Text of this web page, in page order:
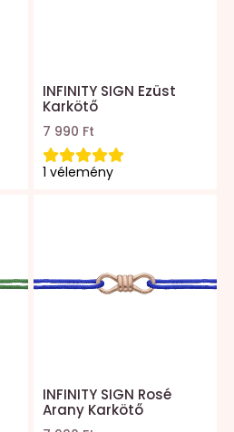
INFINITY SIGN Ezüst
Karkötő
7 990 Ft
1 vélemény
INFINITY SIGN Rosé
Arany Karkötő